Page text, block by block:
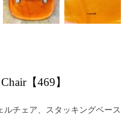
【469】
チェア、スタッキングベース